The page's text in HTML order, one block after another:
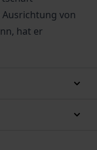
von
hat er